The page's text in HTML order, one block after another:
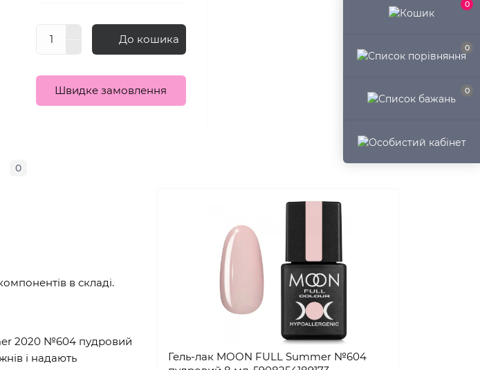
0
0
0
До кошика
Швидке замовлення
0
в складі.
2020 №604 пудровий
і надають
Гель-лак MOON FULL Summer №604